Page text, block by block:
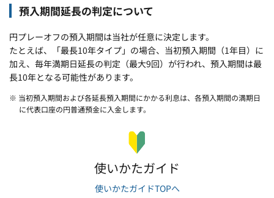
預入期間延長の判定について
円プレーオフの預入期間は当社が任意に決定します。
たとえば、「最長10年タイプ」の場合、当初預入期間（1年目）に
加え、毎年満期日延長の判定（最大9回）が行われ、預入期間は最
長10年となる可能性があります。
※ 当初預入期間および各延長預入期間にかかる利息は、各預入期間の満期日
に代表口座の円普通預金に入金します。
使いかたガイド
使いかたガイドTOPへ